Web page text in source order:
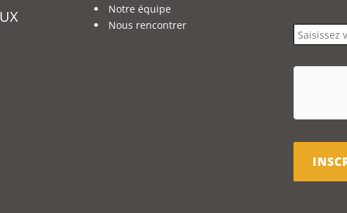
Notre équipe
Nous rencontrer
email